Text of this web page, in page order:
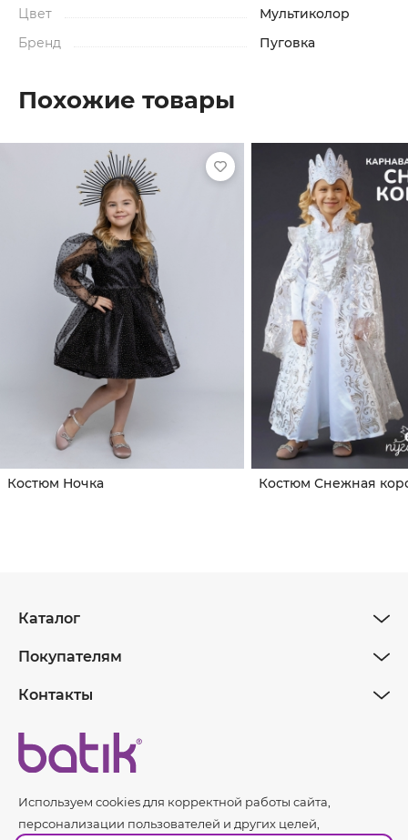
Цвет
Мультиколор
Бренд
Пуговка
Похожие товары
Костюм Ночка Костюм Снежная
Используем cookies для корректной работы сайта,
персонализации пользователей и других целей,
Каталог
Покупателям
Контакты